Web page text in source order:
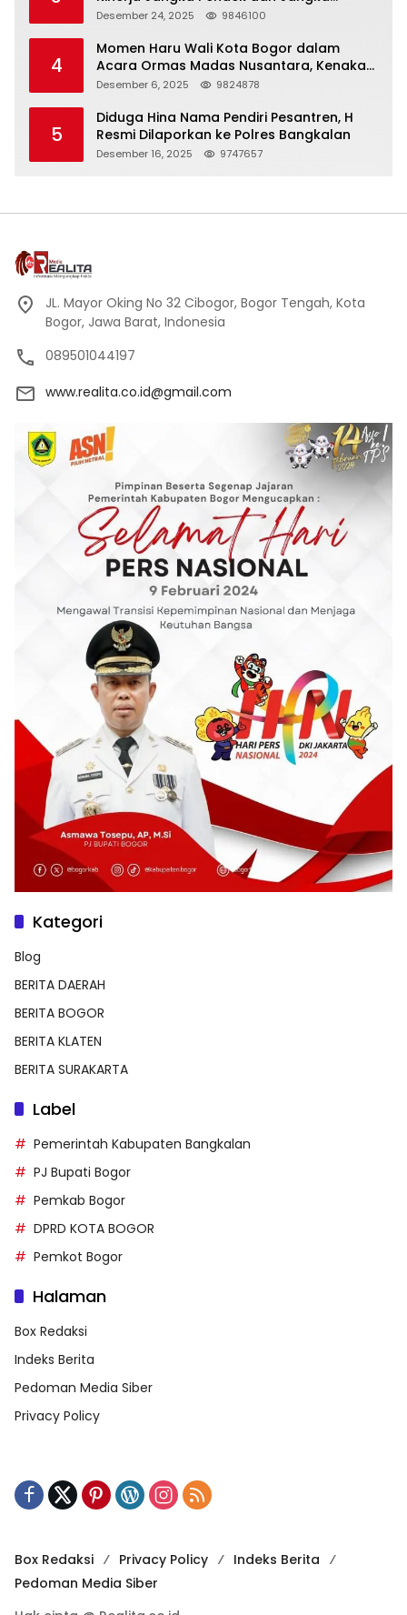
Panjang
Desember 24, 2025 9846100
4
Momen Haru Wali Kota Bogor dalam
Acara Ormas Madas Nusantara, Kenakan
Peci Hitam Tinggi sebagai Simbol
Desember 6, 2025 9824878
5
Diduga Hina Nama Pendiri Pesantren, H
Resmi Dilaporkan ke Polres Bangkalan
Desember 16, 2025 9747657
JL. Mayor Oking No 32 Cibogor, Bogor Tengah, Kota
Bogor, Jawa Barat, Indonesia
089501044197
www.realita.co.id@gmail.com
Kategori
Blog
BERITA DAERAH
BERITA BOGOR
BERITA KLATEN
BERITA SURAKARTA
Label
Pemerintah Kabupaten Bangkalan
PJ Bupati Bogor
Pemkab Bogor
DPRD KOTA BOGOR
Pemkot Bogor
Halaman
Box Redaksi
Indeks Berita
Pedoman Media Siber
Privacy Policy
Box Redaksi Privacy Policy
Indeks Berita
Pedoman Media Siber